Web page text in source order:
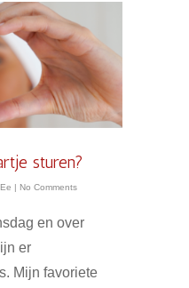
sturen?
| No Comments
en over
er
Mijn favoriete